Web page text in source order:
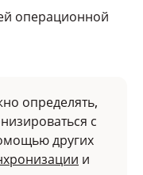
операционной
определять,
с
других
и